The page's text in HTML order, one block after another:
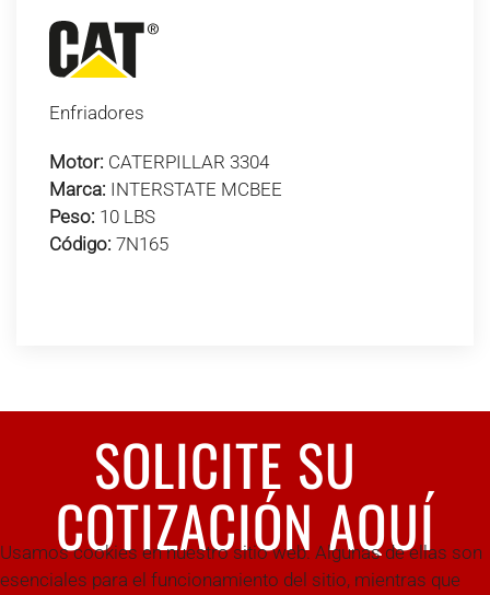
Enfriadores
Motor: CATERPILLAR 3304
Marca: INTERSTATE MCBEE
Peso: 10 LBS
Código: 7N165
SOLICITE SU
COTIZACIÓN AQUÍ
Usamos cookies en nuestro sitio web. Algunas de ellas son
esenciales para el funcionamiento del sitio, mientras que